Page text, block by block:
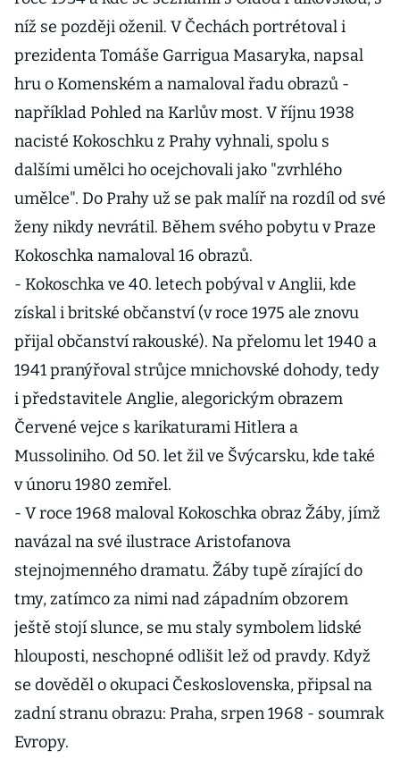
níž se později oženil. V Čechách portrétoval i
prezidenta Tomáše Garrigua Masaryka, napsal
hru o Komenském a namaloval řadu obrazů -
například Pohled na Karlův most. V říjnu 1938
nacisté Kokoschku z Prahy vyhnali, spolu s
dalšími umělci ho ocejchovali jako "zvrhlého
umělce". Do Prahy už se pak malíř na rozdíl od své
ženy nikdy nevrátil. Během svého pobytu v Praze
Kokoschka namaloval 16 obrazů.
- Kokoschka ve 40. letech pobýval v Anglii, kde
získal i britské občanství (v roce 1975 ale znovu
přijal občanství rakouské). Na přelomu let 1940 a
1941 pranýřoval strůjce mnichovské dohody, tedy
i představitele Anglie, alegorickým obrazem
Červené vejce s karikaturami Hitlera a
Mussoliniho. Od 50. let žil ve Švýcarsku, kde také
v únoru 1980 zemřel.
- V roce 1968 maloval Kokoschka obraz Žáby, jímž
navázal na své ilustrace Aristofanova
stejnojmenného dramatu. Žáby tupě zírající do
tmy, zatímco za nimi nad západním obzorem
ještě stojí slunce, se mu staly symbolem lidské
hlouposti, neschopné odlišit lež od pravdy. Když
se dověděl o okupaci Československa, připsal na
zadní stranu obrazu: Praha, srpen 1968 - soumrak
Evropy.